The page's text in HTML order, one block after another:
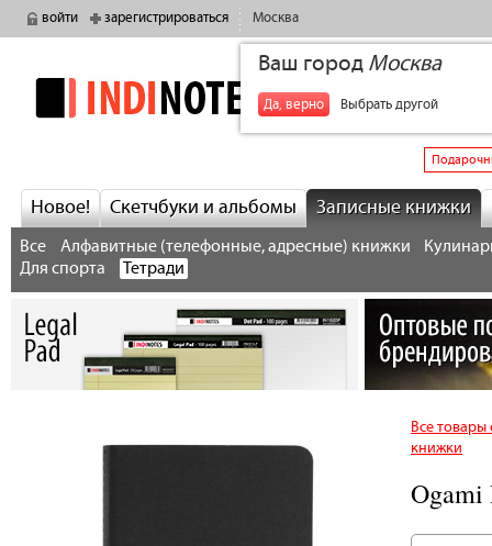
войти зарегистрироваться Москва
Ваш город Москва
Да, верно Выбрать другой
indinotes
Новое! Скетчбуки и альбомы Записные книжки
Все Алфавитные (телефонные, адресные) книжки
Для спорта
Тетради
Все товары
книжки
Ogami